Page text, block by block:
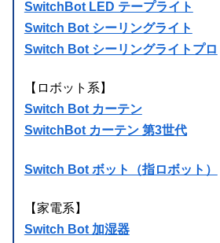
SwitchBot LED テープライト
Switch Bot シーリングライト
Switch Bot シーリングライトプロ
【ロボット系】
Switch Bot カーテン
SwitchBot カーテン 第3世代
Switch Bot ボット（指ロボット）
【家電系】
Switch Bot 加湿器